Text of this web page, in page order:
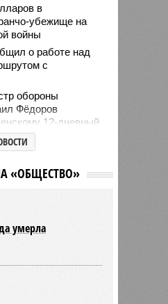
в
убежище на
войны
о работе над
с
обороны
Фёдоров
12-дневный
замедлили
эвтаназию
забили
«ОБЩЕСТВО»
умерла